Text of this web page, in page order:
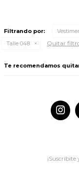
Filtrando por:
Talle 048
Quitar
Te recomendamos
